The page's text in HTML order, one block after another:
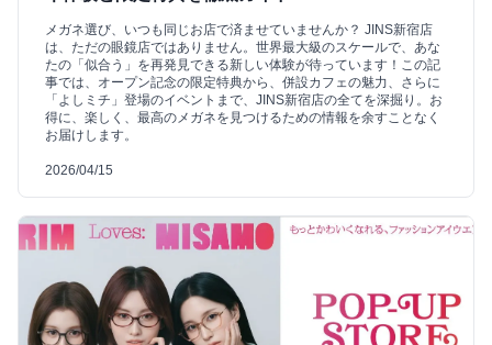
メガネ選び、いつも同じお店で済ませていませんか？ JINS新宿店
は、ただの眼鏡店ではありません。世界最大級のスケールで、あな
たの「似合う」を再発見できる新しい体験が待っています！この記
事では、オープン記念の限定特典から、併設カフェの魅力、さらに
「よしミチ」登場のイベントまで、JINS新宿店の全てを深掘り。お
得に、楽しく、最高のメガネを見つけるための情報を余すことなく
お届けします。
2026/04/15